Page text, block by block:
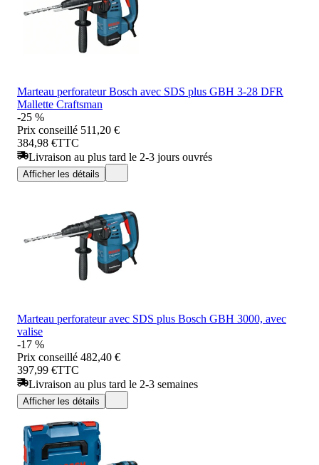
Marteau perforateur Bosch avec SDS plus GBH 3-28 DFR
Mallette Craftsman
-25 %
Prix conseillé 511,20 €
384,98 €TTC
Livraison au plus tard le 2-3 jours ouvrés
Afficher les détails
Marteau perforateur avec SDS plus Bosch GBH 3000, avec
valise
-17 %
Prix conseillé 482,40 €
397,99 €TTC
Livraison au plus tard le 2-3 semaines
Afficher les détails